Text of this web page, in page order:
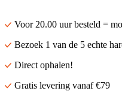
Voor 20.00 uur besteld =
Bezoek 1 van de 5 echte
Direct ophalen!
Gratis levering vanaf €79